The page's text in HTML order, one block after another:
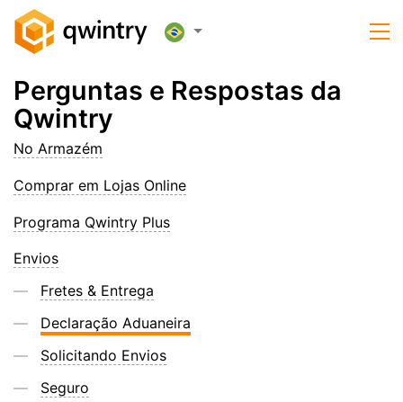
Perguntas e Respostas da
Qwintry
No Armazém
Comprar em Lojas Online
Programa Qwintry Plus
Envios
Fretes & Entrega
Declaração Aduaneira
Solicitando Envios
Seguro